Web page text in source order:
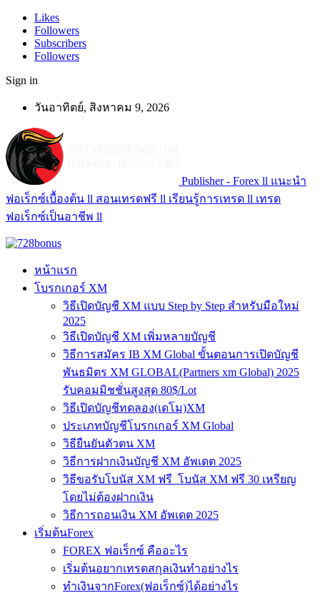
Likes
Followers
Subscribers
Followers
Sign in
วันอาทิตย์, สิงหาคม 9, 2026
Publisher - Forex ll แนะนำ
ฟอเร็กซ์เบื้องต้น ll สอนเทรดฟรี ll เรียนรู้การเทรด ll เทรด
ฟอเร็กซ์เป็นอาชีพ ll
หน้าแรก
โบรกเกอร์ XM
วิธีเปิดบัญชี XM แบบ Step by Step สำหรับมือใหม่
2025
วิธีเปิดบัญชี XM เพิ่มหลายบัญชี
วิธีการสมัคร IB XM Global ขั้นตอนการเปิดบัญชี
พันธมิตร XM GLOBAL(Partners xm Global) 2025
รับคอมมิชชั่นสูงสุด 80$/Lot
วิธีเปิดบัญชีทดลอง(เดโม)XM
ประเภทบัญชีโบรกเกอร์ XM Global
วิธียืนยันตัวตน XM
วิธีการฝากเงินบัญชี XM อัพเดต 2025
วิธีขอรับโบนัส XM ฟรี โบนัส XM ฟรี 30 เหรียญ
โดยไม่ต้องฝากเงิน
วิธีการถอนเงิน XM อัพเดต 2025
เริ่มต้นForex
FOREX ฟอเร็กซ์ คืออะไร
เริ่มต้นอยากเทรดสกุลเงินทำอย่างไร
ทำเงินจากForex(ฟอเร็กซ์)ได้อย่างไร